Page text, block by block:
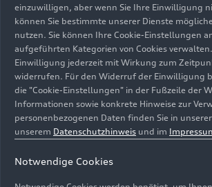
sportlichen Wettbewerb. Gerade
Jahre, nachdem Automobilpionier
erstes Auto gebaut hat, erringt der
PS im Jahr 1906 den Gesamtsieg
Herkomerfahrt, einer der
Langstreckenprüfungen jener Zeit.
Darüber hinaus würdigt die
„Jubiläumstermine 2026“ weitere
Erfolge von Audi und seinen
einzuwilligen, aber wenn Sie Ihre Einwilligung
können Sie bestimmte unserer Dienste
nutzen. Sie können Ihre Cookie-Einstellungen
aufgeführten Kategorien von Cookies
Einwilligung jederzeit mit Wirkung zum
widerrufen. Für den Widerruf der Einwilligung
die "Cookie-Einstellungen" in der Fußzeile der
Informationen sowie konkrete Hinweise zur
personenbezogenen Daten finden Sie in unserer
unserem Datenschutzhinweis und im
Notwendige Cookies